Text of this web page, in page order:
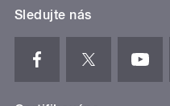
Sledujte nás